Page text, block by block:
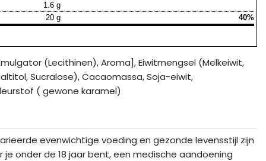
1.6 g
20 g 40%
(Lecithinen), Aroma], Eiwitmengsel (Melkeiwit,
Sucralose), Cacaomassa, Soja-eiwit,
( gewone karamel)
evenwichtige voeding en gezonde levensstijl zijn
onder de 18 jaar bent, een medische aandoening